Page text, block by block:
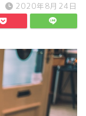
2020年8月24日